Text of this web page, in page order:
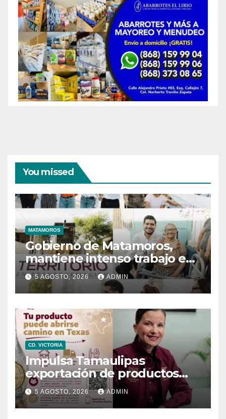
You missed
MATAMOROS
Gobierno de Matamoros,
mantiene intenso trabajo en
territorio
5 AGOSTO, 2026 ADMIN
CD. VICTORIA
Impulsa Tamaulipas
exportación de productos
locales con programa “De
Tamaulipas para Texas,
exportar también es para ti”
5 AGOSTO, 2026 ADMIN